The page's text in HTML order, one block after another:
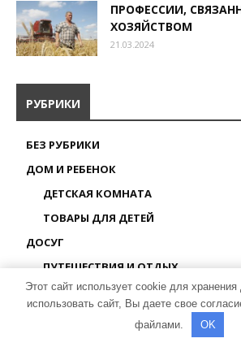
ПРОФЕССИИ,
ХОЗЯЙСТВОМ
21.03.2024
РУБРИКИ
БЕЗ РУБРИКИ
ДОМ И РЕБЕНОК
ДЕТСКАЯ КОМНАТА
ТОВАРЫ ДЛЯ ДЕТЕЙ
ДОСУГ
ПУТЕШЕСТВИЯ И ОТДЫХ
ЧЕМ ЗАНЯТЬ РЕБЕНКА
Этот сайт использует cookie для
использовать сайт, Вы даете свое
файлами.
OK